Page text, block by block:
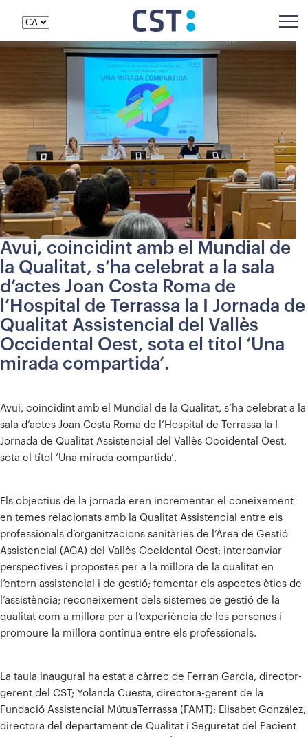
Avui, coincidint amb el Mundial de
la Qualitat, s’ha celebrat a la sala
d’actes Joan Costa Roma de
l’Hospital de Terrassa la I Jornada de
Qualitat Assistencial del Vallès
Occidental Oest, sota el títol ‘Una
mirada compartida’.
Avui, coincidint amb el Mundial de la Qualitat, s’ha celebrat a la
sala d’actes Joan Costa Roma de l’Hospital de Terrassa la I
Jornada de Qualitat Assistencial del Vallès Occidental Oest,
sota el títol ‘Una mirada compartida’.
Els objectius de la jornada eren incrementar el coneixement
en temes relacionats amb la Qualitat Assistencial entre els
professionals d’organitzacions sanitàries de l’Àrea de Gestió
Assistencial (AGA) del Vallès Occidental Oest; intercanviar
perspectives i propostes per a la millora de la qualitat en
l’entorn assistencial i de gestió; fomentar els aspectes ètics de
l’assistència; reconeixement dels sistemes de gestió de la
qualitat com a millora per a l’experiència de les persones i
promoure la millora contínua entre els professionals.
La taula inaugural ha estat a càrrec de Ferran Garcia, director-
gerent del CST; Yolanda Cuesta, directora-gerent de la
Fundació Assistencial MútuaTerrassa (FAMT); Elisabet González,
directora del departament de Qualitat i Seguretat del Pacient